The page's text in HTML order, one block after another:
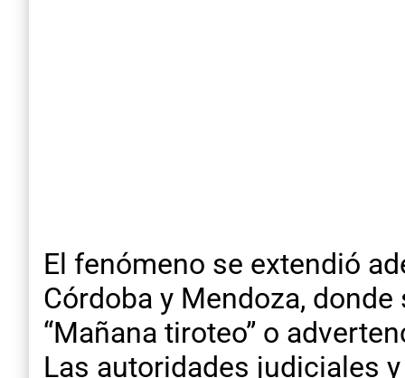
El fenómeno se extendió
Córdoba y Mendoza,
“Mañana tiroteo” o
Las autoridades judiciales